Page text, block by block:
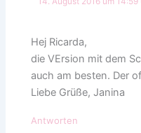
Hej Ricarda,
die VErsion mit dem
auch am besten. Der
Liebe Grüße, Janina
Antworten